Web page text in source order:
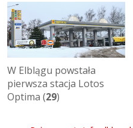
W Elblągu powstała
pierwsza stacja Lotos
Optima (29)